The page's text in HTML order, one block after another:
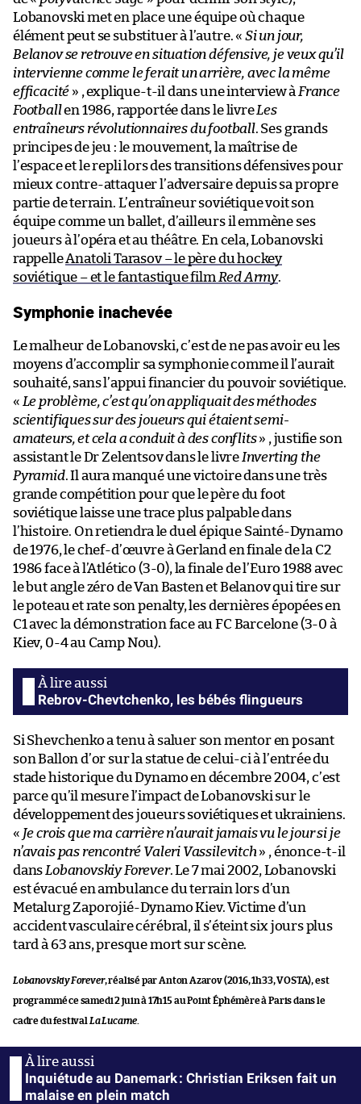
Lobanovski met en place une équipe où chaque
élément peut se substituer à l’autre. « Si un jour,
Belanov se retrouve en situation défensive, je veux qu’il
intervienne comme le ferait un arrière, avec la même
efficacité » , explique-t-il dans une interview à France
Footballen 1986, rapportée dans le livreLes
entraîneurs révolutionnaires du football. Ses grands
principes de jeu : le mouvement, la maîtrise de
l’espace et le repli lors des transitions défensives pour
mieux contre-attaquer l’adversaire depuis sa propre
partie de terrain. L’entraîneur soviétique voit son
équipe comme un ballet, d’ailleurs il emmène ses
joueurs à l’opéra et au théâtre. En cela, Lobanovski
rappelleAnatoli Tarasov – le père du hockey
soviétique – et le fantastique film Red Army.
Symphonie inachevée
Le malheur de Lobanovski, c’est de ne pas avoir eu les
moyens d’accomplir sa symphonie comme il l’aurait
souhaité, sans l’appui financier du pouvoir soviétique.
« Le problème, c’est qu’on appliquait des méthodes
scientifiques sur des joueurs qui étaient semi-
amateurs, et cela a conduit à des conflits» , justifie son
assistant le Dr Zelentsov dans le livre Inverting the
Pyramid. Il aura manqué une victoire dans une très
grande compétition pour que le père du foot
soviétique laisse une trace plus palpable dans
l’histoire. On retiendra le duel épique Sainté-Dynamo
de 1976, le chef-d’œuvre à Gerland en finale de la C2
1986 face à l’Atlético (3-0), la finale de l’Euro 1988 avec
le but angle zéro de Van Basten et Belanov qui tire sur
le poteau et rate son penalty, les dernières épopées en
C1 avec la démonstration face au FC Barcelone (3-0 à
Kiev, 0-4 au Camp Nou).
Rebrov-Chevtchenko, les bébés flingueurs
Si Shevchenko a tenu à saluer son mentor en posant
son Ballon d’or sur la statue de celui-ci à l’entrée du
stade historique du Dynamo en décembre 2004, c’est
parce qu’il mesure l’impact de Lobanovski sur le
développement des joueurs soviétiques et ukrainiens.
« Je crois que ma carrière n’aurait jamais vu le jour si je
n’avais pas rencontré Valeri Vassilevitch » , énonce-t-il
dans Lobanovskiy Forever. Le 7 mai 2002, Lobanovski
est évacué en ambulance du terrain lors d’un
Metalurg Zaporojié-Dynamo Kiev. Victime d’un
accident vasculaire cérébral, il s’éteint six jours plus
tard à 63 ans, presque mort sur scène.
Lobanovskiy Forever, réalisé par Anton Azarov (2016, 1h33, VOSTA), est
programmé ce samedi 2 juin à 17h15 au Point Éphémère à Paris dans le
cadre du festival La Lucarne.
Inquiétude au Danemark : Christian Eriksen fait un
malaise en plein match